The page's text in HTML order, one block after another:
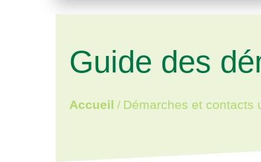
Guide des
Accueil / Démarches et contacts